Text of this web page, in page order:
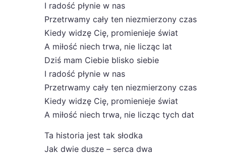
I radość płynie w nas
Przetrwamy cały ten niezmierzony czas
Kiedy widzę Cię, promienieje świat
A miłość niech trwa, nie licząc lat
Dziś mam Ciebie blisko siebie
I radość płynie w nas
Przetrwamy cały ten niezmierzony czas
Kiedy widzę Cię, promienieje świat
A miłość niech trwa, nie licząc tych dat
Ta historia jest tak słodka
Jak dwie dusze – serca dwa